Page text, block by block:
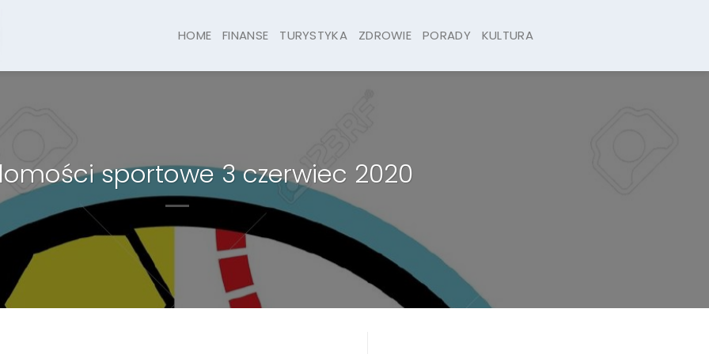
HOME FINANSE TURYSTYKA ZDROWIE PORADY KULTURA
sportowe 3 czerwiec 2020